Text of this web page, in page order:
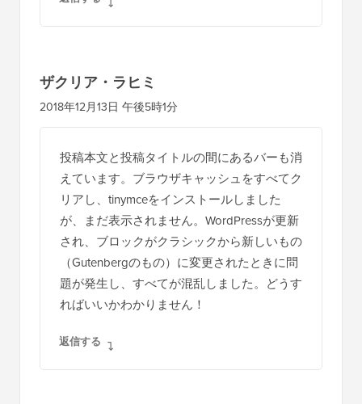
返信する
ザクリア・ラヒミ
投稿本文と投稿タイトルの間にあるバーも消
えています。ブラウザキャッシュをすべてク
リアし、tinymceをインストールしました
が、まだ表示されません。WordPressが更新
され、ブロックがクラシックから新しいもの
（Gutenbergのもの）に変更されたときに問
題が発生し、すべてが混乱しました。どうす
ればいいかわかりません！
返信する